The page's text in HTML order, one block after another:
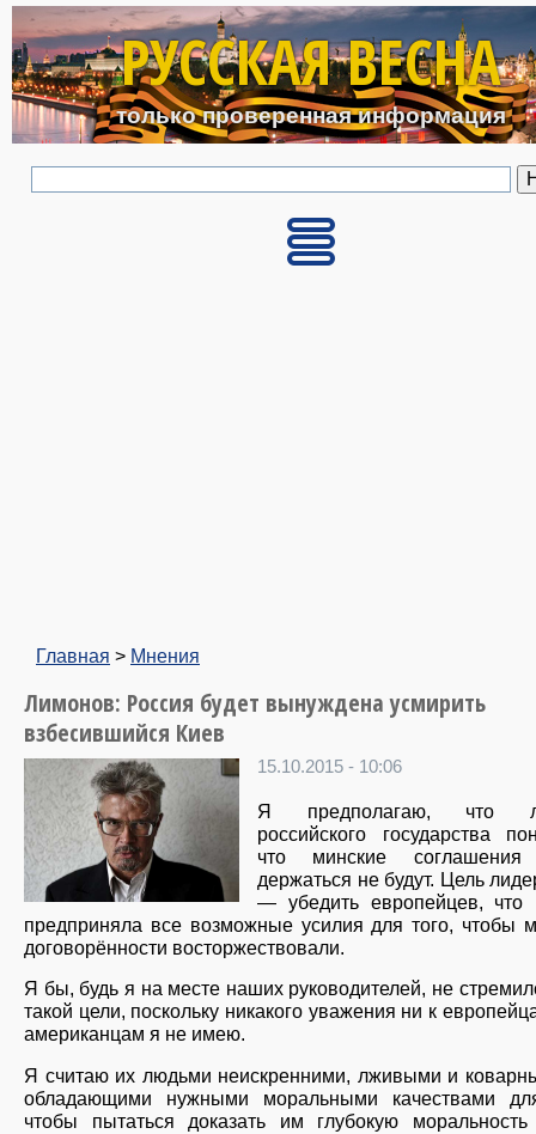
Перейти к основному
РУССКАЯ ВЕСНА
только проверенная информация
Главная > Мнения
Лимонов: Россия будет вынуждена усмирить
взбесившийся Киев
15.10.2015 - 10:06
Я предполагаю, что
российского государства
что минские соглашения
держаться не будут. Цель
— убедить европейцев, что
предприняла все возможные усилия для того, чтобы
договорённости восторжествовали.
Я бы, будь я на месте наших руководителей, не
такой цели, поскольку никакого уважения ни к
американцам я не имею.
Я считаю их людьми неискренними, лживыми и
обладающими нужными моральными качествами
чтобы пытаться доказать им глубокую